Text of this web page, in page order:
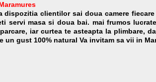
dispozitia clientilor sai doua camere
servi masa si doua bai. mai frumos
iar curtea te asteapta la plimbare,
un gust 100% natural Va invitam sa vii in